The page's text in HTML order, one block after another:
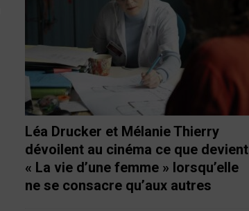
Léa Drucker et Mélanie Thierry
dévoilent au cinéma ce que devient
« La vie d’une femme » lorsqu’elle
ne se consacre qu’aux autres